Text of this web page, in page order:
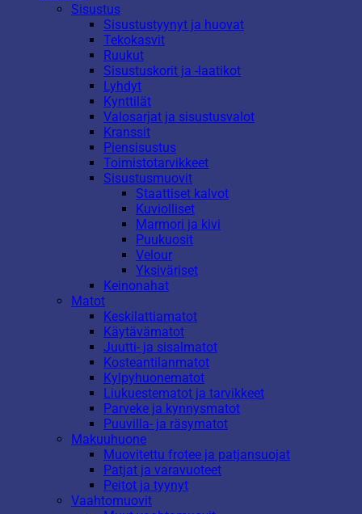
Sisustus
Sisustustyynyt ja huovat
Tekokasvit
Ruukut
Sisustuskorit ja -laatikot
Lyhdyt
Kynttilät
Valosarjat ja sisustusvalot
Kranssit
Piensisustus
Toimistotarvikkeet
Sisustusmuovit
Staattiset kalvot
Kuviolliset
Marmori ja kivi
Puukuosit
Velour
Yksiväriset
Keinonahat
Matot
Keskilattiamatot
Käytävämatot
Juutti- ja sisalmatot
Kosteantilanmatot
Kylpyhuonematot
Liukuestematot ja tarvikkeet
Parveke ja kynnysmatot
Puuvilla- ja räsymatot
Makuuhuone
Muovitettu frotee ja patjansuojat
Patjat ja varavuoteet
Peitot ja tyynyt
Vaahtomuovit